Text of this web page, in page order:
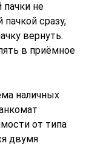
не
сразу,
вернуть.
в приёмное
наличных
от типа
двумя